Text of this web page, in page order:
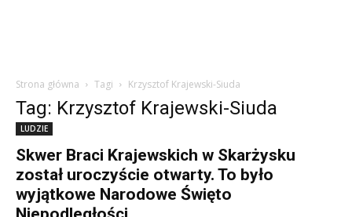
Strona główna Tagi Krzysztof Krajewski-Siuda
Tag: Krzysztof Krajewski-Siuda
LUDZIE
Skwer Braci Krajewskich w Skarżysku
został uroczyście otwarty. To było
wyjątkowe Narodowe Święto